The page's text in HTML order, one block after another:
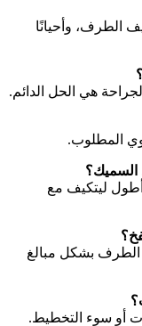
الطرف، وأحيانًا
هي الحل الدائم.
المطلوب.
ليتكيف مع
بشكل مبالغ
أو سوء التخطيط.